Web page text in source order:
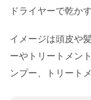
ドライヤーで乾か
イメージは頭皮や
ーやトリートメン
ンプー、トリート